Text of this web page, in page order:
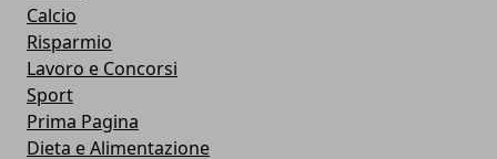
Calcio
Risparmio
Lavoro e Concorsi
Sport
Prima Pagina
Dieta e Alimentazione